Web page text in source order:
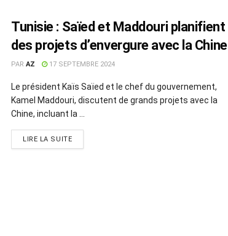
Tunisie : Saïed et Maddouri planifient
des projets d’envergure avec la Chine
PAR AZ 17 SEPTEMBRE 2024
Le président Kaïs Saïed et le chef du gouvernement,
Kamel Maddouri, discutent de grands projets avec la
Chine, incluant la ...
LIRE LA SUITE